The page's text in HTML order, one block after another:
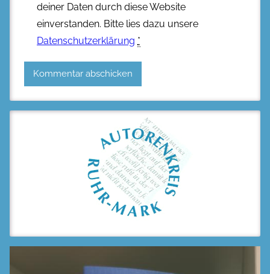
deiner Daten durch diese Website
einverstanden. Bitte lies dazu unsere
Datenschutzerklärung *